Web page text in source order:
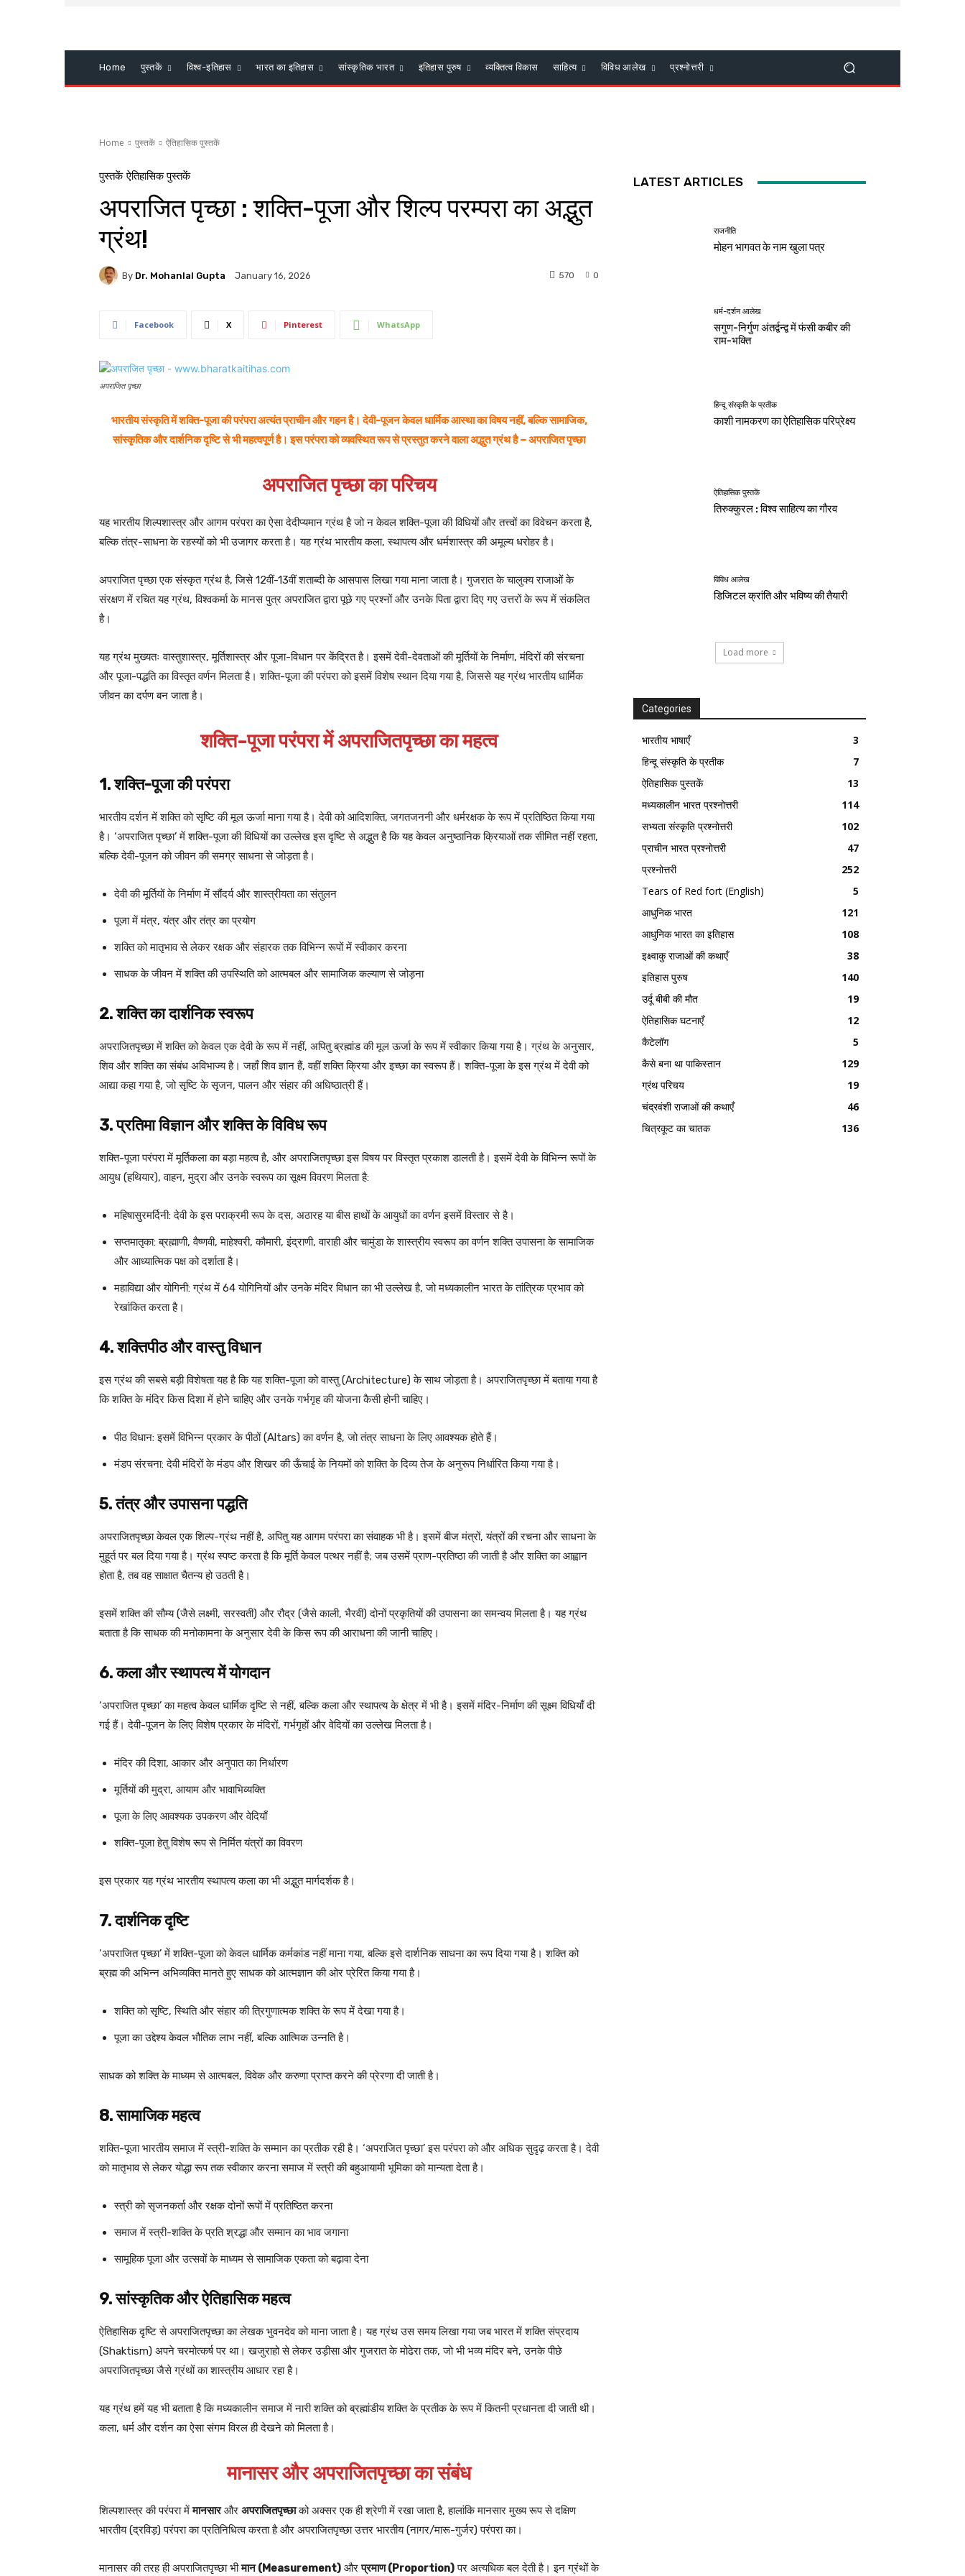
Home पुस्तकें विश्व-इतिहास भारत का इतिहास सांस्कृतिक भारत इतिहास पुरुष व्यक्तित्व विकास साहित्य विविध आलेख प्रश्नोत्तरी
Home पुस्तकें ऐतिहासिक पुस्तकें
पुस्तकें ऐतिहासिक पुस्तकें
अपराजित पृच्छा : शक्ति-पूजा और शिल्प परम्परा का अद्भुत
ग्रंथ!
By Dr. Mohanlal Gupta January 16, 2026 0
570
Facebook X Pinterest WhatsApp
अपराजित पृच्छा
भारतीय संस्कृति में शक्ति-पूजा की परंपरा अत्यंत प्राचीन और गहन है। देवी-पूजन केवल धार्मिक आस्था का विषय नहीं, बल्कि सामाजिक,
सांस्कृतिक और दार्शनिक दृष्टि से भी महत्वपूर्ण है। इस परंपरा को व्यवस्थित रूप से प्रस्तुत करने वाला अद्भुत ग्रंथ है – अपराजित पृच्छा
अपराजित पृच्छा का परिचय
यह भारतीय शिल्पशास्त्र और आगम परंपरा का ऐसा देदीप्यमान ग्रंथ है जो न केवल शक्ति-पूजा की विधियों और तत्त्वों का विवेचन करता है,
बल्कि तंत्र-साधना के रहस्यों को भी उजागर करता है। यह ग्रंथ भारतीय कला, स्थापत्य और धर्मशास्त्र की अमूल्य धरोहर है।
अपराजित पृच्छा एक संस्कृत ग्रंथ है, जिसे 12वीं-13वीं शताब्दी के आसपास लिखा गया माना जाता है। गुजरात के चालुक्य राजाओं के
संरक्षण में रचित यह ग्रंथ, विश्वकर्मा के मानस पुत्र अपराजित द्वारा पूछे गए प्रश्नों और उनके पिता द्वारा दिए गए उत्तरों के रूप में संकलित
है।
यह ग्रंथ मुख्यतः वास्तुशास्त्र, मूर्तिशास्त्र और पूजा-विधान पर केंद्रित है। इसमें देवी-देवताओं की मूर्तियों के निर्माण, मंदिरों की संरचना
और पूजा-पद्धति का विस्तृत वर्णन मिलता है। शक्ति-पूजा की परंपरा को इसमें विशेष स्थान दिया गया है, जिससे यह ग्रंथ भारतीय धार्मिक
जीवन का दर्पण बन जाता है।
शक्ति-पूजा परंपरा में अपराजितपृच्छा का महत्व
1. शक्ति-पूजा की परंपरा
भारतीय दर्शन में शक्ति को सृष्टि की मूल ऊर्जा माना गया है। देवी को आदिशक्ति, जगतजननी और धर्मरक्षक के रूप में प्रतिष्ठित किया गया
है। ‘अपराजित पृच्छा’ में शक्ति-पूजा की विधियों का उल्लेख इस दृष्टि से अद्भुत है कि यह केवल अनुष्ठानिक क्रियाओं तक सीमित नहीं रहता,
बल्कि देवी-पूजन को जीवन की समग्र साधना से जोड़ता है।
देवी की मूर्तियों के निर्माण में सौंदर्य और शास्त्रीयता का संतुलन
पूजा में मंत्र, यंत्र और तंत्र का प्रयोग
शक्ति को मातृभाव से लेकर रक्षक और संहारक तक विभिन्न रूपों में स्वीकार करना
साधक के जीवन में शक्ति की उपस्थिति को आत्मबल और सामाजिक कल्याण से जोड़ना
2. शक्ति का दार्शनिक स्वरूप
अपराजितपृच्छा में शक्ति को केवल एक देवी के रूप में नहीं, अपितु ब्रह्मांड की मूल ऊर्जा के रूप में स्वीकार किया गया है। ग्रंथ के अनुसार,
शिव और शक्ति का संबंध अविभाज्य है। जहाँ शिव ज्ञान हैं, वहीं शक्ति क्रिया और इच्छा का स्वरूप हैं। शक्ति-पूजा के इस ग्रंथ में देवी को
आद्या कहा गया है, जो सृष्टि के सृजन, पालन और संहार की अधिष्ठात्री हैं।
3. प्रतिमा विज्ञान और शक्ति के विविध रूप
शक्ति-पूजा परंपरा में मूर्तिकला का बड़ा महत्व है, और अपराजितपृच्छा इस विषय पर विस्तृत प्रकाश डालती है। इसमें देवी के विभिन्न रूपों के
आयुध (हथियार), वाहन, मुद्रा और उनके स्वरूप का सूक्ष्म विवरण मिलता है:
महिषासुरमर्दिनी: देवी के इस पराक्रमी रूप के दस, अठारह या बीस हाथों के आयुधों का वर्णन इसमें विस्तार से है।
सप्तमातृका: ब्रह्माणी, वैष्णवी, माहेश्वरी, कौमारी, इंद्राणी, वाराही और चामुंडा के शास्त्रीय स्वरूप का वर्णन शक्ति उपासना के सामाजिक
और आध्यात्मिक पक्ष को दर्शाता है।
महाविद्या और योगिनी: ग्रंथ में 64 योगिनियों और उनके मंदिर विधान का भी उल्लेख है, जो मध्यकालीन भारत के तांत्रिक प्रभाव को
रेखांकित करता है।
4. शक्तिपीठ और वास्तु विधान
इस ग्रंथ की सबसे बड़ी विशेषता यह है कि यह शक्ति-पूजा को वास्तु (Architecture) के साथ जोड़ता है। अपराजितपृच्छा में बताया गया है
कि शक्ति के मंदिर किस दिशा में होने चाहिए और उनके गर्भगृह की योजना कैसी होनी चाहिए।
पीठ विधान: इसमें विभिन्न प्रकार के पीठों (Altars) का वर्णन है, जो तंत्र साधना के लिए आवश्यक होते हैं।
मंडप संरचना: देवी मंदिरों के मंडप और शिखर की ऊँचाई के नियमों को शक्ति के दिव्य तेज के अनुरूप निर्धारित किया गया है।
5. तंत्र और उपासना पद्धति
अपराजितपृच्छा केवल एक शिल्प-ग्रंथ नहीं है, अपितु यह आगम परंपरा का संवाहक भी है। इसमें बीज मंत्रों, यंत्रों की रचना और साधना के
मुहूर्त पर बल दिया गया है। ग्रंथ स्पष्ट करता है कि मूर्ति केवल पत्थर नहीं है; जब उसमें प्राण-प्रतिष्ठा की जाती है और शक्ति का आह्वान
होता है, तब वह साक्षात चैतन्य हो उठती है।
इसमें शक्ति की सौम्य (जैसे लक्ष्मी, सरस्वती) और रौद्र (जैसे काली, भैरवी) दोनों प्रकृतियों की उपासना का समन्वय मिलता है। यह ग्रंथ
बताता है कि साधक की मनोकामना के अनुसार देवी के किस रूप की आराधना की जानी चाहिए।
6. कला और स्थापत्य में योगदान
‘अपराजित पृच्छा’ का महत्व केवल धार्मिक दृष्टि से नहीं, बल्कि कला और स्थापत्य के क्षेत्र में भी है। इसमें मंदिर-निर्माण की सूक्ष्म विधियाँ दी
गई हैं। देवी-पूजन के लिए विशेष प्रकार के मंदिरों, गर्भगृहों और वेदियों का उल्लेख मिलता है।
मंदिर की दिशा, आकार और अनुपात का निर्धारण
मूर्तियों की मुद्रा, आयाम और भावाभिव्यक्ति
पूजा के लिए आवश्यक उपकरण और वेदियाँ
शक्ति-पूजा हेतु विशेष रूप से निर्मित यंत्रों का विवरण
इस प्रकार यह ग्रंथ भारतीय स्थापत्य कला का भी अद्भुत मार्गदर्शक है।
7. दार्शनिक दृष्टि
‘अपराजित पृच्छा’ में शक्ति-पूजा को केवल धार्मिक कर्मकांड नहीं माना गया, बल्कि इसे दार्शनिक साधना का रूप दिया गया है। शक्ति को
ब्रह्म की अभिन्न अभिव्यक्ति मानते हुए साधक को आत्मज्ञान की ओर प्रेरित किया गया है।
शक्ति को सृष्टि, स्थिति और संहार की त्रिगुणात्मक शक्ति के रूप में देखा गया है।
पूजा का उद्देश्य केवल भौतिक लाभ नहीं, बल्कि आत्मिक उन्नति है।
साधक को शक्ति के माध्यम से आत्मबल, विवेक और करुणा प्राप्त करने की प्रेरणा दी जाती है।
8. सामाजिक महत्व
शक्ति-पूजा भारतीय समाज में स्त्री-शक्ति के सम्मान का प्रतीक रही है। ‘अपराजित पृच्छा’ इस परंपरा को और अधिक सुदृढ़ करता है। देवी
को मातृभाव से लेकर योद्धा रूप तक स्वीकार करना समाज में स्त्री की बहुआयामी भूमिका को मान्यता देता है।
स्त्री को सृजनकर्ता और रक्षक दोनों रूपों में प्रतिष्ठित करना
समाज में स्त्री-शक्ति के प्रति श्रद्धा और सम्मान का भाव जगाना
सामूहिक पूजा और उत्सवों के माध्यम से सामाजिक एकता को बढ़ावा देना
9. सांस्कृतिक और ऐतिहासिक महत्व
ऐतिहासिक दृष्टि से अपराजितपृच्छा का लेखक भुवनदेव को माना जाता है। यह ग्रंथ उस समय लिखा गया जब भारत में शक्ति संप्रदाय
(Shaktism) अपने चरमोत्कर्ष पर था। खजुराहो से लेकर उड़ीसा और गुजरात के मोढेरा तक, जो भी भव्य मंदिर बने, उनके पीछे
अपराजितपृच्छा जैसे ग्रंथों का शास्त्रीय आधार रहा है।
यह ग्रंथ हमें यह भी बताता है कि मध्यकालीन समाज में नारी शक्ति को ब्रह्मांडीय शक्ति के प्रतीक के रूप में कितनी प्रधानता दी जाती थी।
कला, धर्म और दर्शन का ऐसा संगम विरल ही देखने को मिलता है।
मानासर और अपराजितपृच्छा का संबंध
शिल्पशास्त्र की परंपरा मेंमानसारऔर अपराजितपृच्छाको अक्सर एक ही श्रेणी में रखा जाता है, हालांकि मानसार मुख्य रूप से दक्षिण
भारतीय (द्रविड़) परंपरा का प्रतिनिधित्व करता है और अपराजितपृच्छा उत्तर भारतीय (नागर/मारू-गुर्जर) परंपरा का।
मानासर की तरह ही अपराजितपृच्छा भीमान (Measurement) औरप्रमाण (Proportion)पर अत्यधिक बल देती है। इन ग्रंथों के
LATEST ARTICLES
राजनीति
मोहन भागवत के नाम खुला पत्र
धर्म-दर्शन आलेख
सगुण-निर्गुण अंतर्द्वन्द्व में फंसी कबीर की
राम-भक्ति
हिन्दू संस्कृति के प्रतीक
काशी नामकरण का ऐतिहासिक परिप्रेक्ष्य
ऐतिहासिक पुस्तकें
तिरुक्कुरल : विश्व साहित्य का गौरव
विविध आलेख
डिजिटल क्रांति और भविष्य की तैयारी
Load more
Categories
भारतीय भाषाएँ
3
हिन्दू संस्कृति के प्रतीक
7
ऐतिहासिक पुस्तकें
13
मध्यकालीन भारत प्रश्नोत्तरी
114
सभ्यता संस्कृति प्रश्नोत्तरी
102
प्राचीन भारत प्रश्नोत्तरी
47
प्रश्नोत्तरी
252
Tears of Red fort (English)
5
आधुनिक भारत
121
आधुनिक भारत का इतिहास
108
इक्ष्वाकु राजाओं की कथाएँ
38
इतिहास पुरुष
140
उर्दू बीबी की मौत
19
ऐतिहासिक घटनाएँ
12
कैटेलॉग
5
कैसे बना था पाकिस्तान
129
ग्रंथ परिचय
19
चंद्रवंशी राजाओं की कथाएँ
46
चित्रकूट का चातक
136